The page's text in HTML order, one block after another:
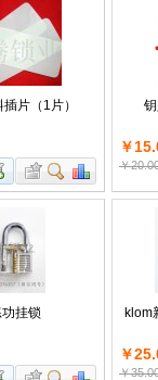
片（1片）
￥
￥
挂锁 klom
￥
￥